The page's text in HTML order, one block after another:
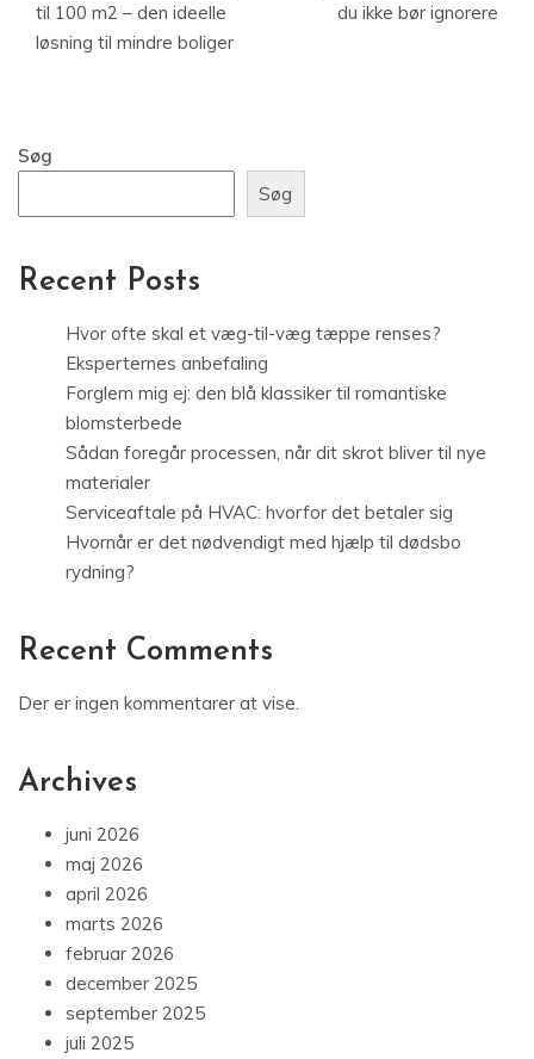
til 100 m2 – den ideelle
løsning til mindre boliger
du ikke bør ignorere
Søg
Søg
Recent Posts
Hvor ofte skal et væg-til-væg tæppe renses?
Eksperternes anbefaling
Forglem mig ej: den blå klassiker til romantiske
blomsterbede
Sådan foregår processen, når dit skrot bliver til nye
materialer
Serviceaftale på HVAC: hvorfor det betaler sig
Hvornår er det nødvendigt med hjælp til dødsbo
rydning?
Recent Comments
Der er ingen kommentarer at vise.
Archives
juni 2026
maj 2026
april 2026
marts 2026
februar 2026
december 2025
september 2025
juli 2025